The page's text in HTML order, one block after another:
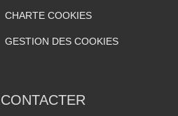
CHARTE COOKIES
GESTION DES COOKIES